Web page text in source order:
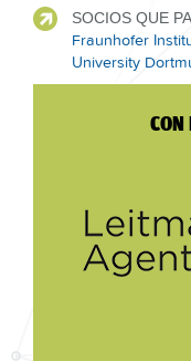
SOCIOS QUE
Fraunhofer
University